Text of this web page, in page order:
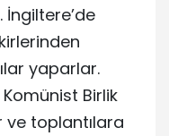
İngiltere’de
yaparlar.
Birlik
ve toplantılara